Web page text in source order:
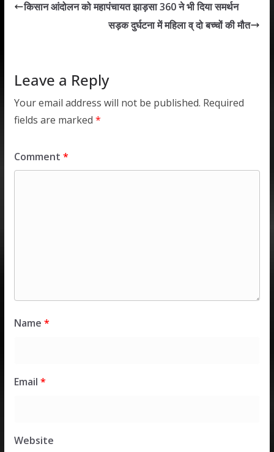
dI
किसान आंदोलन को महापंचायत झाड़सा 360 ने भी दिया समर्थन
सड़क दुर्घटना में महिला व् दो बच्चों की मौत
Leave a Reply
Your email address will not be published. Required
fields are marked *
Comment *
Name *
Email *
Website